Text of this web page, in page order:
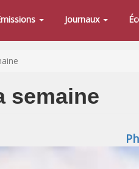
Journaux
semaine